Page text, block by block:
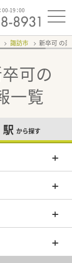
00-19：00
諏訪市 新卒可
可の
一覧
駅 から探す